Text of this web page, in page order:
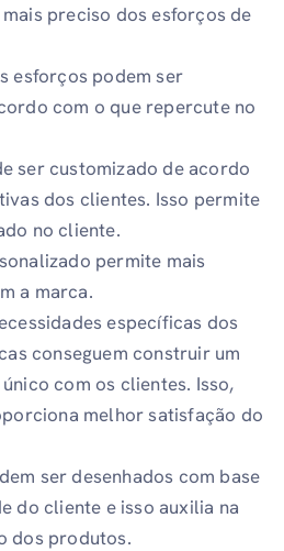
preciso dos esforços de
esforços podem ser
com o que repercute no
ser customizado de acordo
dos clientes. Isso permite
no cliente.
permite mais
a marca.
específicas dos
conseguem construir um
com os clientes. Isso,
melhor satisfação do
ser desenhados com base
do cliente e isso auxilia na
dos produtos.